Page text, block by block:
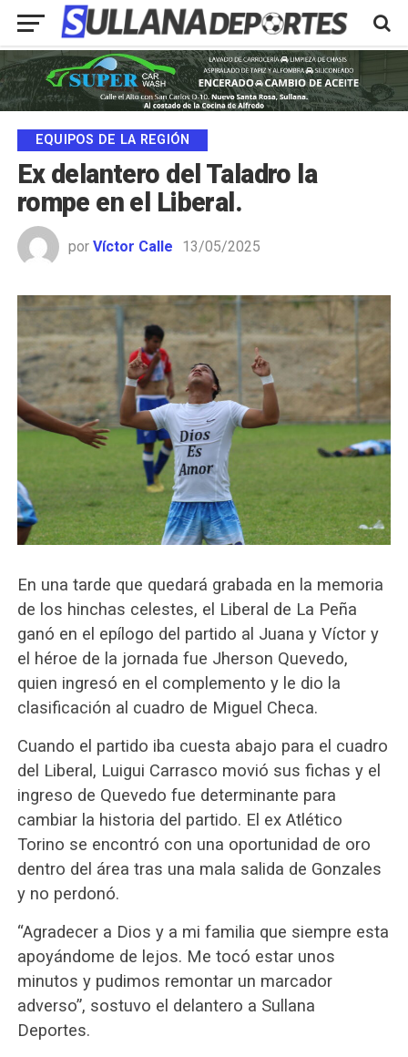
EQUIPOS DE LA REGIÓN
Ex delantero del Taladro la
rompe en el Liberal.
por Víctor Calle 13/05/2025
En una tarde que quedará grabada en la memoria
de los hinchas celestes, el Liberal de La Peña
ganó en el epílogo del partido al Juana y Víctor y
el héroe de la jornada fue Jherson Quevedo,
quien ingresó en el complemento y le dio la
clasificación al cuadro de Miguel Checa.
Cuando el partido iba cuesta abajo para el cuadro
del Liberal, Luigui Carrasco movió sus fichas y el
ingreso de Quevedo fue determinante para
cambiar la historia del partido. El ex Atlético
Torino se encontró con una oportunidad de oro
dentro del área tras una mala salida de Gonzales
y no perdonó.
“Agradecer a Dios y a mi familia que siempre esta
apoyándome de lejos. Me tocó estar unos
minutos y pudimos remontar un marcador
adverso”, sostuvo el delantero a Sullana
Deportes.